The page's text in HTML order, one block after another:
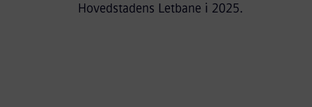
Hovedstadens Letbane i 2025.